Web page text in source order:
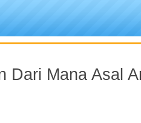
Dari Mana Asal